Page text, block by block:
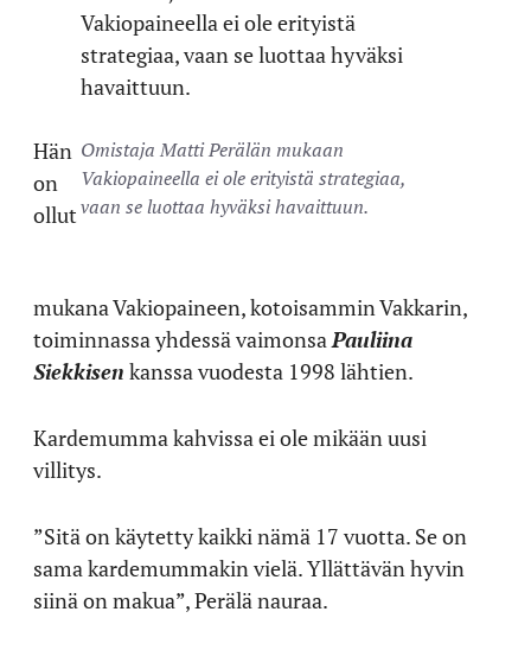
Omistaja Matti Perälän mukaan
Vakiopaineella ei ole erityistä strategiaa,
vaan se luottaa hyväksi havaittuun.
Hän
on
ollut
mukana Vakiopaineen, kotoisammin Vakkarin,
toiminnassa yhdessä vaimonsa Pauliina
Siekkisen kanssa vuodesta 1998 lähtien.
Kardemumma kahvissa ei ole mikään uusi
villitys.
”Sitä on käytetty kaikki nämä 17 vuotta. Se on
sama kardemummakin vielä. Yllättävän hyvin
siinä on makua”, Perälä nauraa.